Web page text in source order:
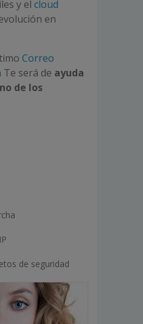
y el cloud
en
Correo
Te será de ayuda
de los
de seguridad